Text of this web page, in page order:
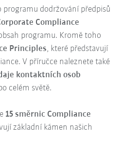
programu dodržování předpisů
Compliance
programu. Kromě toho
Principles, které představují
V příručce naleznete také
kontaktních osob
celém světě.
15 směrnic Compliance
základní kámen našich